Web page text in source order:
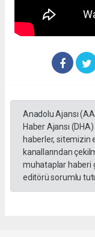
Anadolu Ajansı
Haber Ajansı
haberler, sitemizin
kanallarından
muhataplar haberi
editörü sorumlu